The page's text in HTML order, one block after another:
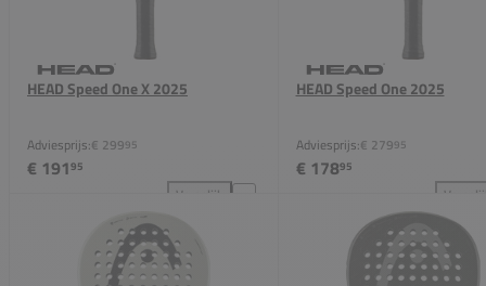
HEAD Speed One X 2025
Adviesprijs:€ 29995
€ 19195
Vergelijk
HEAD Speed One X 2025 toevoegen aan
HEAD Speed One 2025
Adviesprijs:€ 27995
€ 17895